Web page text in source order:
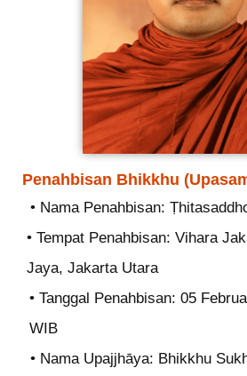
Penahbisan Bhikkhu
• Nama Penahbisan:
• Tempat Penahbisan: Vihara
Jaya, Jakarta Utara
• Tanggal Penahbisan: 05
WIB
• Nama Upajjhāya: Bhikkhu